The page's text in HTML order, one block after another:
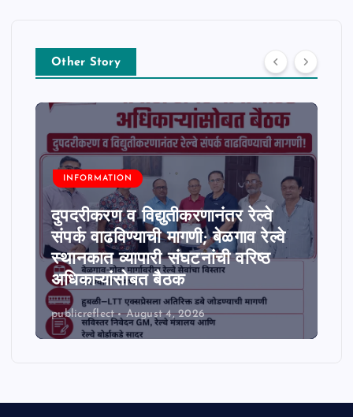
t
s
p
a
g
i
n
a
Other Story
INFORMATION
दुपदरीकरण व विद्युतीकरणानंतर रेल्वे
संपर्क वाढविण्याची मागणी; बेळगाव रेल्वे
स्थानकात व्यापारी संघटनांची वरिष्ठ
अधिकाऱ्यांसोबत बैठक
publicreflect August 4, 2026